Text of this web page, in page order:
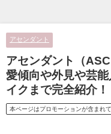
アセンダント
アセンダント（
愛傾向や外見や芸
イクまで完全紹介！
本ページはプロモーションが含まれ